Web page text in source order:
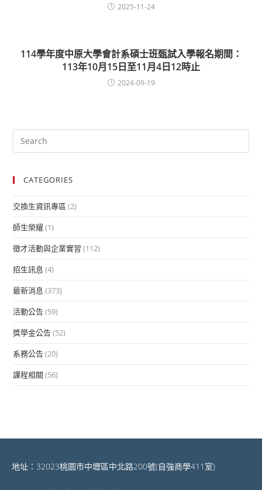
2025-11-24
114學年度中原大學會計系碩士班甄試入學報名期間：
113年10月15日至11月4日12時止
2024-09-19
CATEGORIES
交換生資訊專區 (2)
師生榮耀(1)
徵才活動與企業實習 (112)
招生訊息 (4)
最新消息 (373)
活動公告(59)
獎學金公告(52)
系務公告(20)
課程相關 (56)
地址：32023桃園市中壢區中北路200號(自強商學411室)